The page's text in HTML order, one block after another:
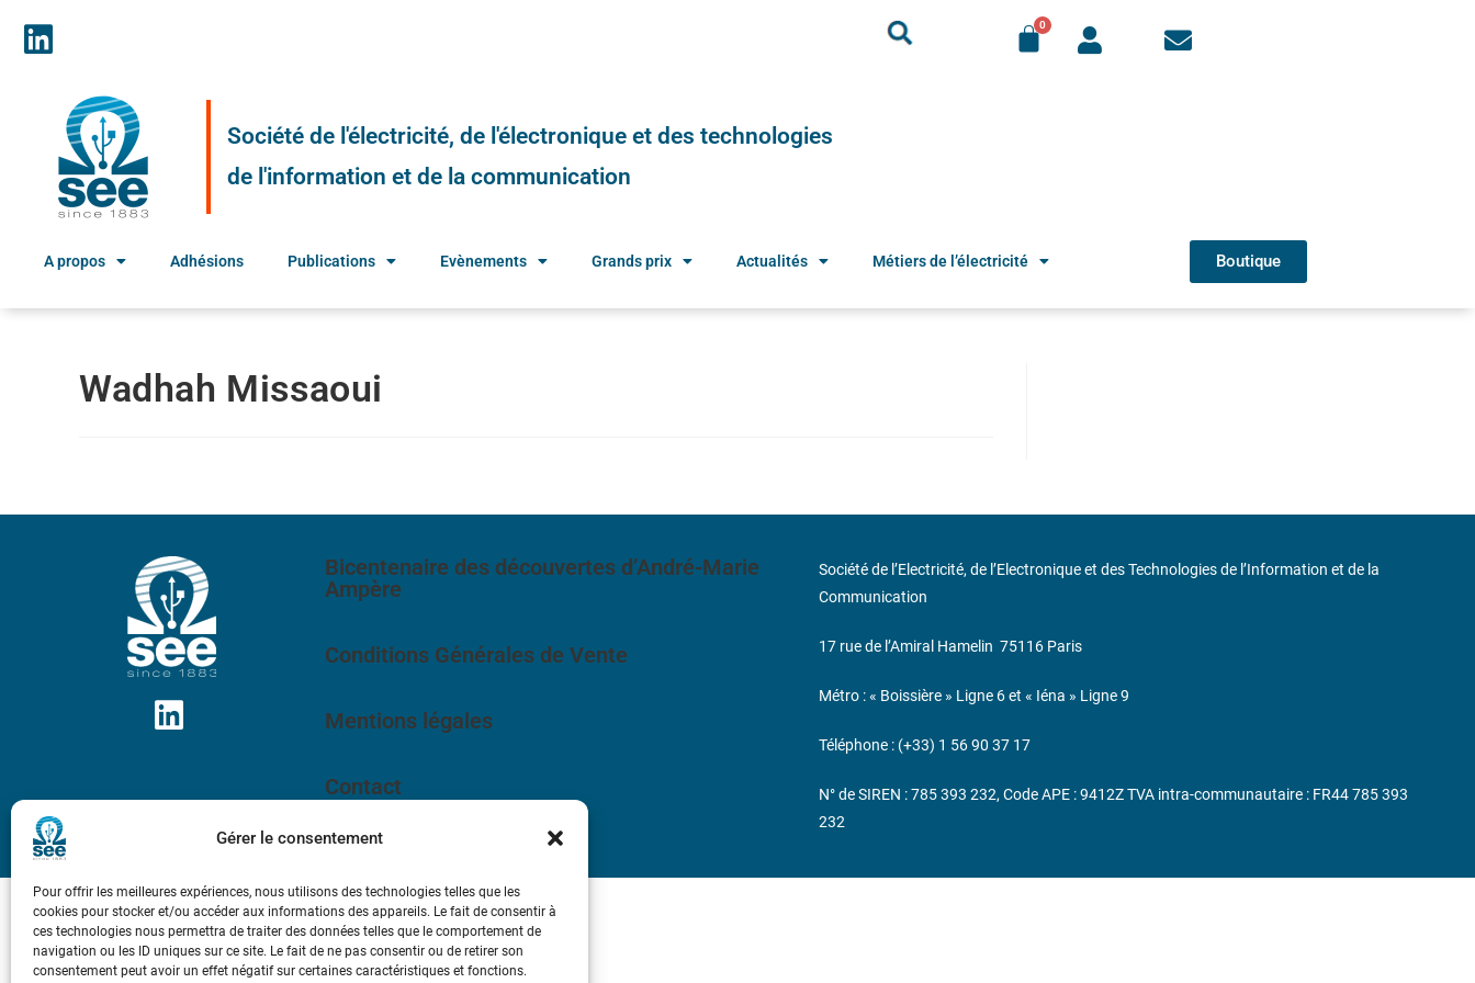
Gérer le consentement
Pour offrir les meilleures expériences, nous utilisons des technologies telles que les
cookies pour stocker et/ou accéder aux informations des appareils. Le fait de consentir à
ces technologies nous permettra de traiter des données telles que le comportement de
navigation ou les ID uniques sur ce site. Le fait de ne pas consentir ou de retirer son
consentement peut avoir un effet négatif sur certaines caractéristiques et fonctions.
Société de l'électricité, de l'électronique et des technologies
de l'information et de la communication
A propos Adhésions Publications Evènements Grands prix Actualités Métiers de l’électricité Boutique
Wadhah Missaoui
Bicentenaire des découvertes d’André-Marie
Ampère
Conditions Générales de Vente
Mentions légales
Contact
Société de l’Electricité, de l’Electronique et des Technologies de l’Information et de la
Communication
17 rue de l’Amiral Hamelin 75116 Paris
Métro : « Boissière » Ligne 6 et « Iéna » Ligne 9
Téléphone : (+33) 1 56 90 37 17
N° de SIREN : 785 393 232, Code APE : 9412Z TVA intra-communautaire : FR44 785 393
232